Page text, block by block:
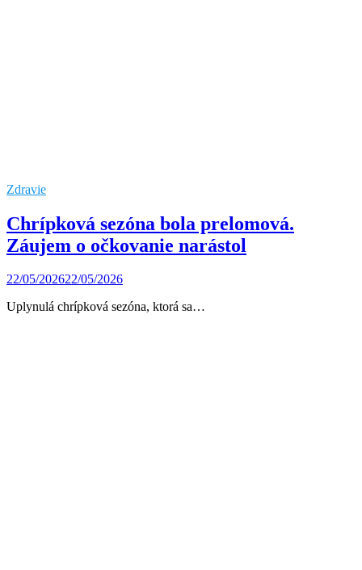
Zdravie
Chrípková sezóna bola prelomová.
Záujem o očkovanie narástol
22/05/202622/05/2026
Uplynulá chrípková sezóna, ktorá sa…